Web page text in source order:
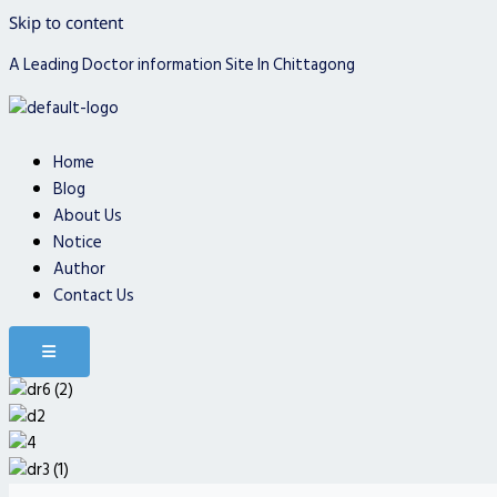
Skip to content
A Leading Doctor information Site In Chittagong
Home
Blog
About Us
Notice
Author
Contact Us
Hamburger Toggle Menu